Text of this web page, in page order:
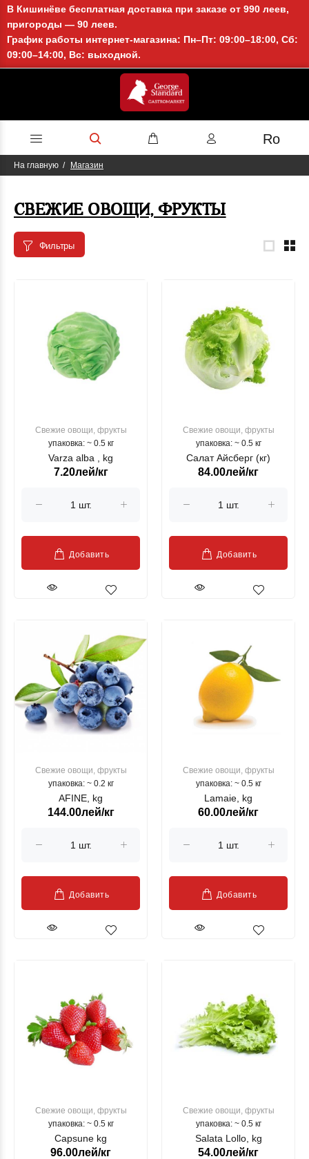
В Кишинёве бесплатная доставка при заказе от 990 леев,
пригороды — 90 леев.
График работы интернет-магазина: Пн–Пт: 09:00–18:00, Сб:
09:00–14:00, Вс: выходной.
Ro
На главную Магазин
СВЕЖИЕ ОВОЩИ, ФРУКТЫ
Фильтры
Свежие овощи, фрукты
упаковка: ~ 0.5 кг
Varza alba , kg
7.20лей/кг
Добавить
Свежие овощи, фрукты
упаковка: ~ 0.5 кг
Салат Айсберг (кг)
84.00лей/кг
Добавить
Свежие овощи, фрукты
упаковка: ~ 0.2 кг
AFINE, kg
144.00лей/кг
Добавить
Свежие овощи, фрукты
упаковка: ~ 0.5 кг
Lamaie, kg
60.00лей/кг
Добавить
Свежие овощи, фрукты
упаковка: ~ 0.5 кг
Capsune kg
96.00лей/кг
Свежие овощи, фрукты
упаковка: ~ 0.5 кг
Salata Lollo, kg
54.00лей/кг